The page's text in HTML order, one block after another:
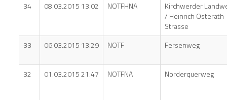
34 08.03.2015 13:02 NOTFHNA
Kirchwerder
/ Heinrich Osterath
Strasse
33
06.03.2015 13:29 NOTF Fersenweg
32 01.03.2015 21:47 NOTFNA Norderquerweg